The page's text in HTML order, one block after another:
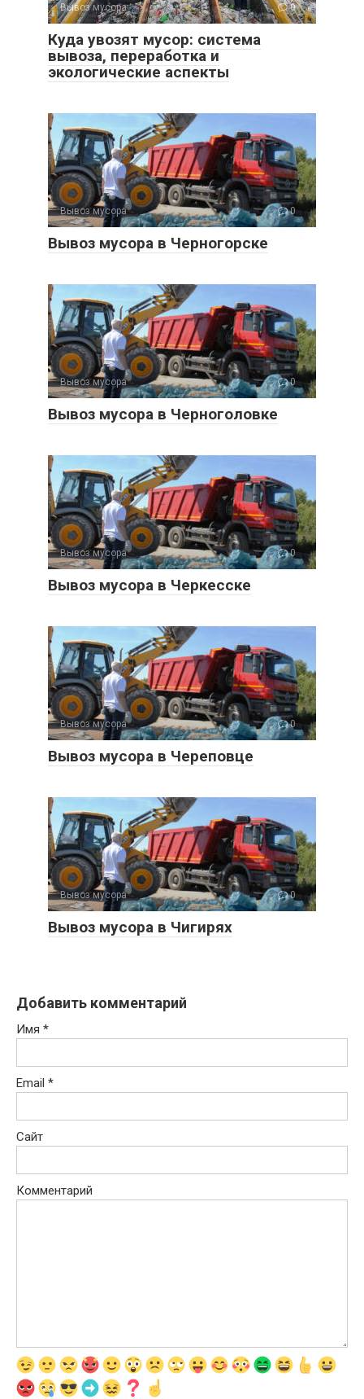
Вывоз мусора 0
Куда увозят мусор: система
вывоза, переработка и
экологические аспекты
Вывоз мусора 0
Вывоз мусора в Черногорске
Вывоз мусора 0
Вывоз мусора в Черноголовке
Вывоз мусора 0
Вывоз мусора в Черкесске
Вывоз мусора 0
Вывоз мусора в Череповце
Вывоз мусора 0
Вывоз мусора в Чигирях
Добавить комментарий
Имя *
Email *
Сайт
Комментарий